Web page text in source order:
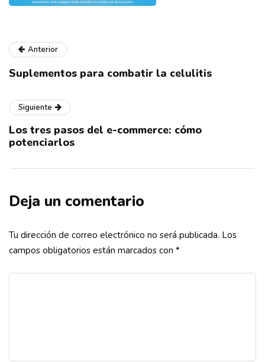
Anterior
Suplementos para combatir la celulitis
Siguiente
Los tres pasos del e-commerce: cómo
potenciarlos
Deja un comentario
Tu dirección de correo electrónico no será publicada. Los
campos obligatorios están marcados con *